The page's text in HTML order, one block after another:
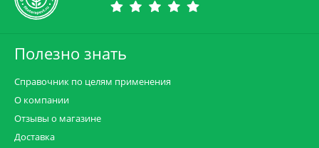
Полезно знать
Справочник по целям применения
О компании
Отзывы о магазине
Доставка